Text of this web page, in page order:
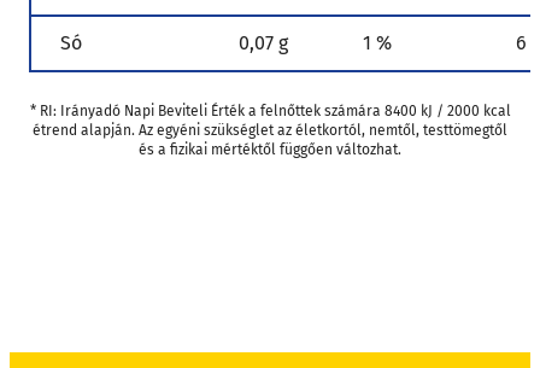
Só 0,07 g 1 % 6 g
* RI: Irányadó Napi Beviteli Érték a felnőttek számára 8400 kJ / 2000 kcal
étrend alapján. Az egyéni szükséglet az életkortól, nemtől, testtömegtől
és a fizikai mértéktől függően változhat.